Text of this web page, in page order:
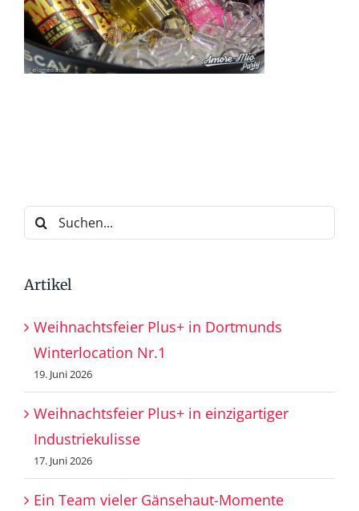
Suche
nach:
Artikel
Weihnachtsfeier Plus+ in Dortmunds
Winterlocation Nr.1
19. Juni 2026
Weihnachtsfeier Plus+ in einzigartiger
Industriekulisse
17. Juni 2026
Ein Team vieler Gänsehaut-Momente